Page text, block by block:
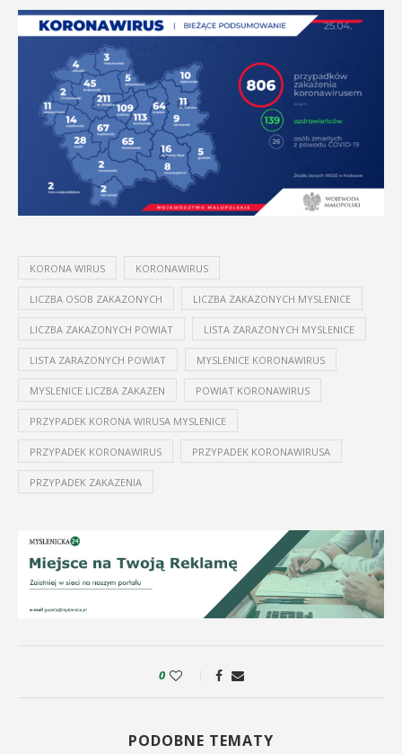
KORONA WIRUS KORONAWIRUS
LICZBA OSOB ZAKAZONYCH LICZBA ZAKAZONYCH MYSLENICE
LICZBA ZAKAZONYCH POWIAT LISTA ZARAZONYCH MYSLENICE
LISTA ZARAZONYCH POWIAT MYSLENICE KORONAWIRUS
MYSLENICE LICZBA ZAKAZEN POWIAT KORONAWIRUS
PRZYPADEK KORONA WIRUSA MYSLENICE
PRZYPADEK KORONAWIRUS PRZYPADEK KORONAWIRUSA
PRZYPADEK ZAKAZENIA
0
PODOBNE TEMATY